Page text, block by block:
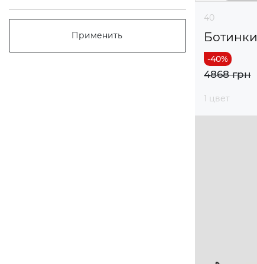
Применить
40
Ботинки
4868 грн
1 цвет